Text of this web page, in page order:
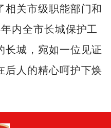
相关市级职能部门和
内全市长城保护工
长城，宛如一位见证
后人的精心呵护下焕